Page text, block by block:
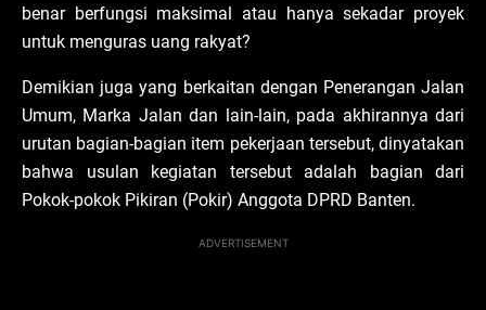
benar berfungsi maksimal atau hanya sekadar proyek
untuk menguras uang rakyat?
Demikian juga yang berkaitan dengan Penerangan Jalan
Umum, Marka Jalan dan lain-lain, pada akhirannya dari
urutan bagian-bagian item pekerjaan tersebut, dinyatakan
bahwa usulan kegiatan tersebut adalah bagian dari
Pokok-pokok Pikiran (Pokir) Anggota DPRD Banten.
ADVERTISEMENT